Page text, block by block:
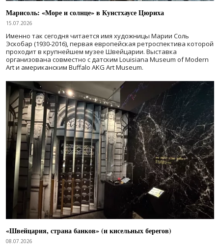
Марисоль: «Море и солнце» в Кунстхаусе Цюриха
15.07.2026
Именно так сегодня читается имя художницы Марии Соль
Эскобар (1930-2016), первая европейская ретроспектива которой
проходит в крупнейшем музее Швейцарии. Выставка
организована совместно с датским Louisiana Museum of Modern
Art и американским Buffalo AKG Art Museum.
«Швейцария, страна банков» (и кисельных берегов)
08.07.2026